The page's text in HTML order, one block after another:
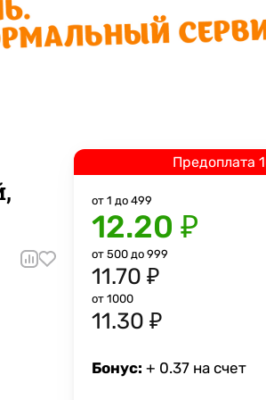
Предоплата
от 1 до 499
12.20 ₽
от 500 до 999
11.70 ₽
от 1000
11.30 ₽
Бонус: + 0.37 на счет